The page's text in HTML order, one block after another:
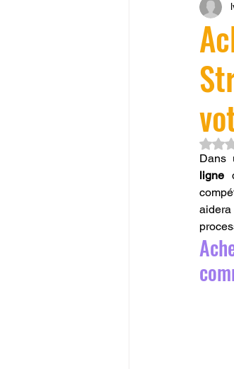
SCANNER 3D
Entretien
Bambu Lab X2D
Dans
ligne